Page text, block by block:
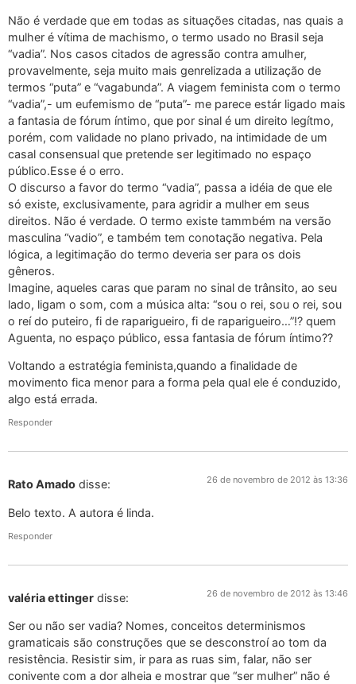
Não é verdade que em todas as situações citadas, nas quais a
mulher é vítima de machismo, o termo usado no Brasil seja
“vadia”. Nos casos citados de agressão contra amulher,
provavelmente, seja muito mais genrelizada a utilização de
termos “puta” e “vagabunda”. A viagem feminista com o termo
“vadia”,- um eufemismo de “puta”- me parece estár ligado mais
a fantasia de fórum íntimo, que por sinal é um direito legítmo,
porém, com validade no plano privado, na intimidade de um
casal consensual que pretende ser legitimado no espaço
público.Esse é o erro.
O discurso a favor do termo “vadia”, passa a idéia de que ele
só existe, exclusivamente, para agridir a mulher em seus
direitos. Não é verdade. O termo existe tammbém na versão
masculina “vadio”, e também tem conotação negativa. Pela
lógica, a legitimação do termo deveria ser para os dois
gêneros.
Imagine, aqueles caras que param no sinal de trânsito, ao seu
lado, ligam o som, com a música alta: “sou o rei, sou o rei, sou
o reí do puteiro, fi de raparigueiro, fi de raparigueiro…”!? quem
Aguenta, no espaço público, essa fantasia de fórum íntimo??
Voltando a estratégia feminista,quando a finalidade de
movimento fica menor para a forma pela qual ele é conduzido,
algo está errada.
Responder
Rato Amado disse: 26 de novembro de 2012 às 13:36
Belo texto. A autora é linda.
Responder
valéria ettinger disse: 26 de novembro de 2012 às 13:46
Ser ou não ser vadia? Nomes, conceitos determinismos
gramaticais são construções que se desconstroí ao tom da
resistência. Resistir sim, ir para as ruas sim, falar, não ser
conivente com a dor alheia e mostrar que “ser mulher” não é